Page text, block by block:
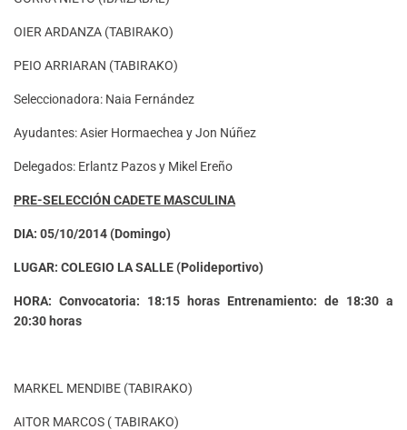
OIER ARDANZA (TABIRAKO)
PEIO ARRIARAN (TABIRAKO)
Seleccionadora: Naia Fernández
Ayudantes: Asier Hormaechea y Jon Núñez
Delegados: Erlantz Pazos y Mikel Ereño
PRE-SELECCIÓN CADETE MASCULINA
DIA: 05/10/2014 (Domingo)
LUGAR: COLEGIO LA SALLE (Polideportivo)
HORA: Convocatoria: 18:15 horas Entrenamiento: de 18:30 a
20:30 horas
MARKEL MENDIBE (TABIRAKO)
AITOR MARCOS ( TABIRAKO)